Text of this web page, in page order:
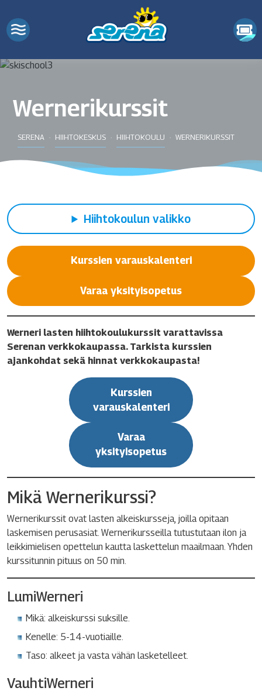
Wernerikurssit
SERENA HIIHTOKESKUS HIIHTOKOULU WERNERIKURSSIT
Hiihtokoulun valikko
Kurssien varauskalenteri
Varaa yksityisopetus
Werneri lasten hiihtokoulukurssit varattavissa
Serenan verkkokaupassa. Tarkista kurssien
ajankohdat sekä hinnat verkkokaupasta!
Kurssien
varauskalenteri
Varaa
yksityisopetus
Mikä Wernerikurssi?
Wernerikurssit ovat lasten alkeiskursseja, joilla opitaan
laskemisen perusasiat. Wernerikursseilla tutustutaan ilon ja
leikkimielisen opettelun kautta laskettelun maailmaan. Yhden
kurssitunnin pituus on 50 min.
LumiWerneri
Mikä: alkeiskurssi suksille.
Kenelle: 5-14-vuotiaille.
Taso: alkeet ja vasta vähän lasketelleet.
VauhtiWerneri